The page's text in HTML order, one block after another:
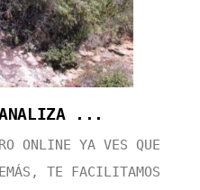
ANALIZA ...
ONLINE YA VES QUE
TE FACILITAMOS